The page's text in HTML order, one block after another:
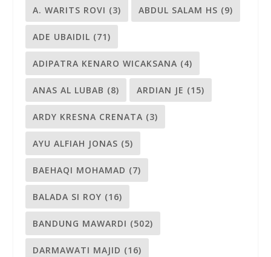
A. WARITS ROVI (3) ABDUL SALAM HS (9)
ADE UBAIDIL (71)
ADIPATRA KENARO WICAKSANA (4)
ANAS AL LUBAB (8) ARDIAN JE (15)
ARDY KRESNA CRENATA (3)
AYU ALFIAH JONAS (5)
BAEHAQI MOHAMAD (7)
BALADA SI ROY (16)
BANDUNG MAWARDI (502)
DARMAWATI MAJID (16)